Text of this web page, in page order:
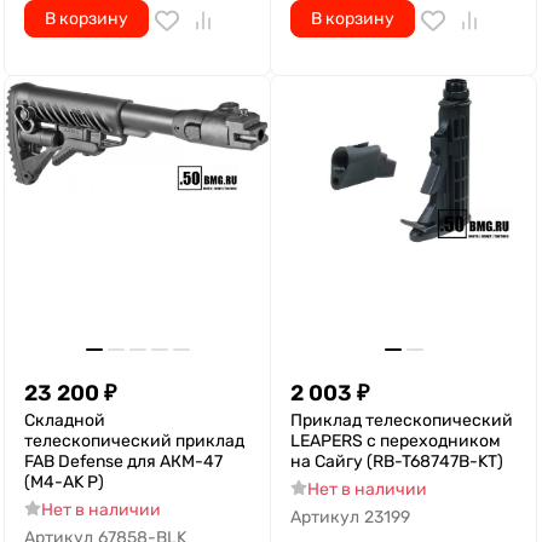
В корзину В корзину
23 200 ₽
Складной
телескопический приклад
FAB Defense для АКМ-47
(M4-AK P)
Нет в наличии
Артикул 67858-BLK
2 003 ₽
Приклад телескопический
LEAPERS с переходником
на Сайгу (RB-T68747B-KT)
Нет в наличии
Артикул 23199